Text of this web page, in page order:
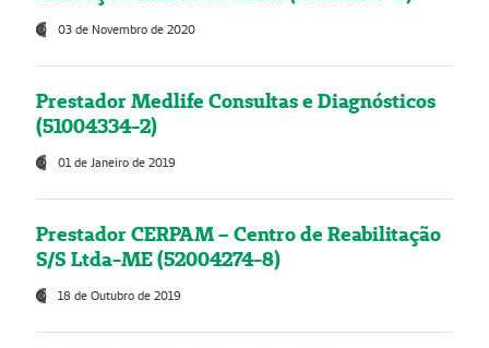
03 de Novembro de 2020
Prestador Medlife Consultas e Diagnósticos
(51004334-2)
01 de Janeiro de 2019
Prestador CERPAM – Centro de Reabilitação
S/S Ltda-ME (52004274-8)
18 de Outubro de 2019